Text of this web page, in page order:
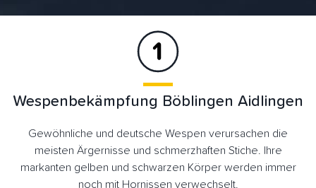
Wespenbekämpfung Böblingen Aidlingen
Gewöhnliche und deutsche Wespen verursachen die
meisten Ärgernisse und schmerzhaften Stiche. Ihre
markanten gelben und schwarzen Körper werden immer
noch mit Hornissen verwechselt.